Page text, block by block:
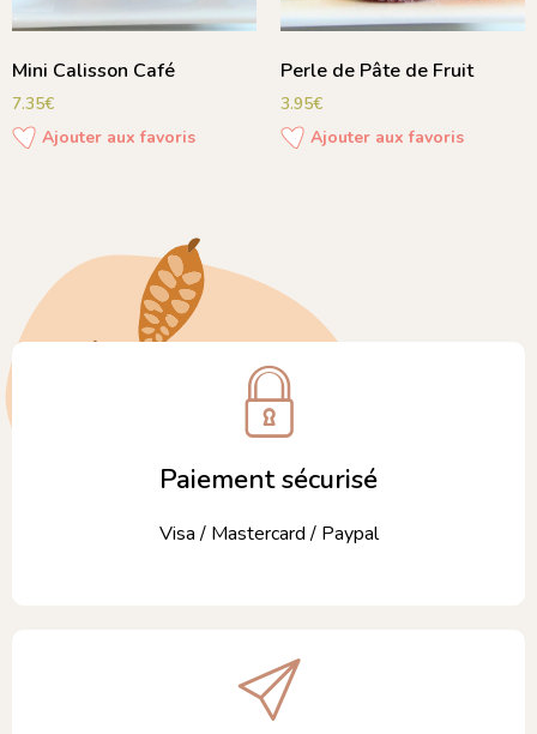
Mini Calisson Café
7.35€
Ajouter aux favoris
Perle de Pâte de Fruit
3.95€
Ajouter aux favoris
Paiement sécurisé
Visa / Mastercard / Paypal